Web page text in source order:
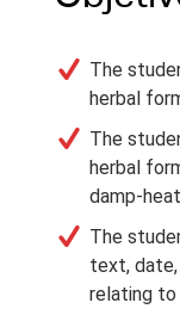
The
herbal
The
herbal
damp-
The
text, date,
relating to